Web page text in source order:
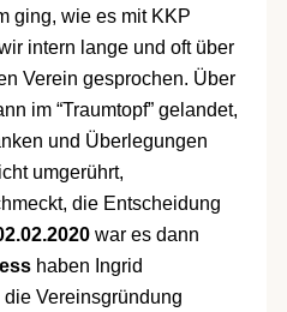
ging, wie es mit KKP
intern lange und oft über
Verein gesprochen. Über
im “Traumtopf” gelandet,
und Überlegungen
umgerührt,
die Entscheidung
war es dann
haben Ingrid
Vereinsgründung